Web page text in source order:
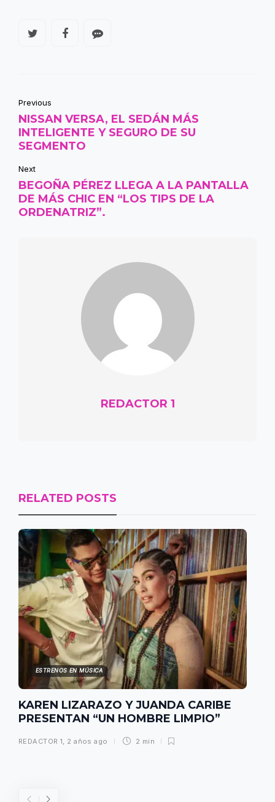
Previous
NISSAN VERSA, EL SEDÁN MÁS
INTELIGENTE Y SEGURO DE SU
SEGMENTO
Next
BEGOÑA PÉREZ LLEGA A LA PANTALLA
DE MÁS CHIC EN “LOS TIPS DE LA
ORDENATRIZ”.
REDACTOR 1
RELATED POSTS
ESTRENOS EN MÚSICA
KAREN LIZARAZO Y JUANDA CARIBE
PRESENTAN “UN HOMBRE LIMPIO”
REDACTOR 1 2 años ago 2 min